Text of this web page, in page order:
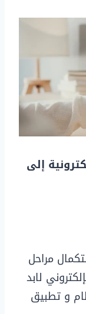
إلى
مراحل
لابد
و تطبيق